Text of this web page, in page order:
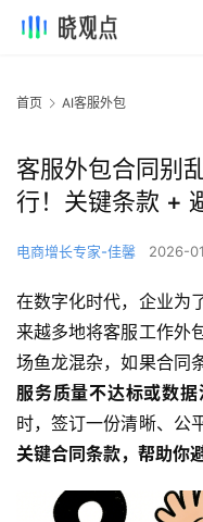
首页 AI客服外包
客服外包合同别
行！关键条款 +
电商增长专家-佳馨 2026-
在数字化时代，企业为
来越多地将客服工作外
场鱼龙混杂，如果合同
服务质量不达标或数据
时，签订一份清晰、公
关键合同条款，帮助你